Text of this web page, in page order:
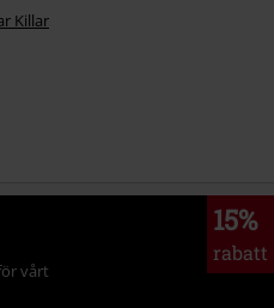
Killar
15%
rabatt
vårt